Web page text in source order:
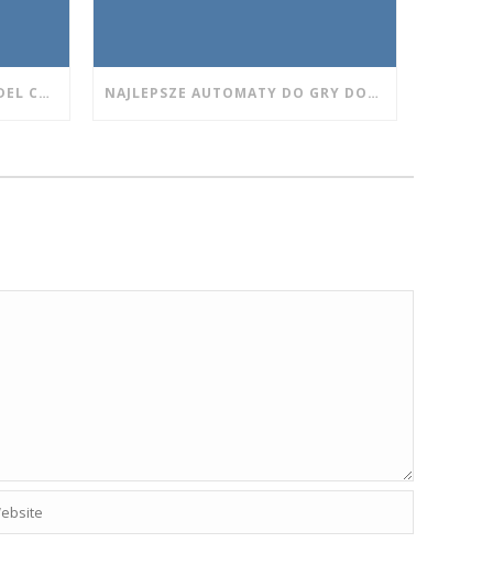
ESPLORANDO IL FENOMENO DEL CHICKEN PIRATE NEI CASINÒ DIGITALI MODERNI NAJLEPSZE AUTOMATY DO GRY DOSTĘPNE NA CASINO WISHWIN DLA POCZĄTKUJĄCYCH